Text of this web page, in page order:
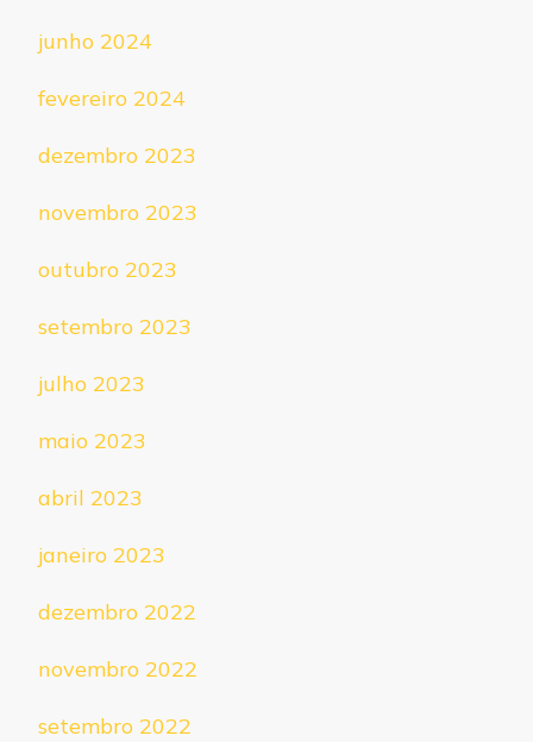
junho 2024
fevereiro 2024
dezembro 2023
novembro 2023
outubro 2023
setembro 2023
julho 2023
maio 2023
abril 2023
janeiro 2023
dezembro 2022
novembro 2022
setembro 2022